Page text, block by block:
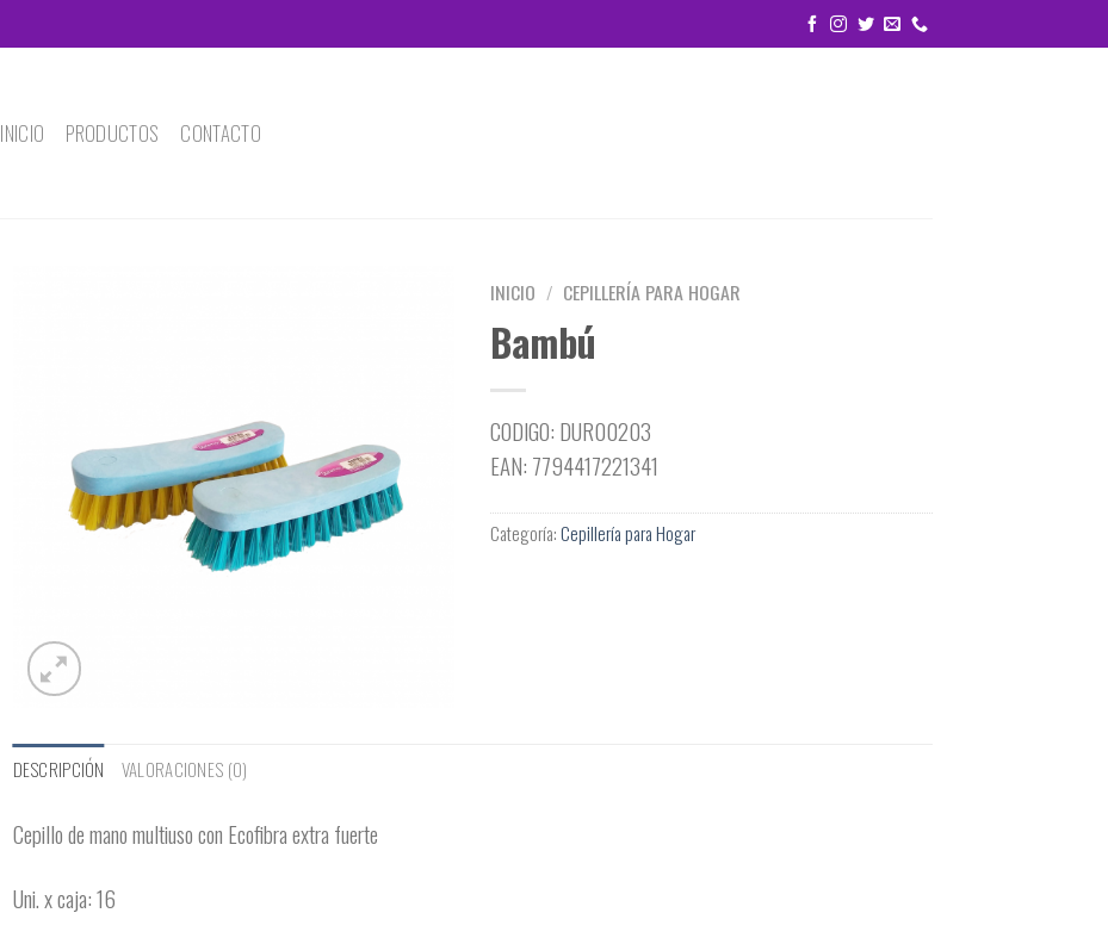
INICIO PRODUCTOS CONTACTO
INICIO / CEPILLERÍA PARA HOGAR
Bambú
CODIGO: DUR00203
EAN: 7794417221341
Categoría:Cepillería para Hogar
DESCRIPCIÓN VALORACIONES (0)
Cepillo de mano multiuso con Ecofibra extra fuerte
Uni. x caja: 16